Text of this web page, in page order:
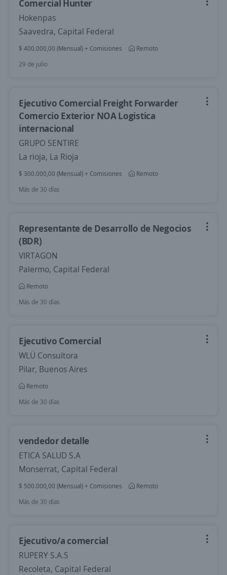
Comercial Hunter
Hokenpas
Saavedra, Capital Federal
$ 400.000,00 (Mensual) + Comisiones
Remoto
29 de julio
Ejecutivo Comercial Freight Forwarder
Comercio Exterior NOA Logistica
internacional
GRUPO SENTIRE
La rioja, La Rioja
$ 300.000,00 (Mensual) + Comisiones
Remoto
Más de 30 días
Representante de Desarrollo de Negocios
(BDR)
VIRTAGON
Palermo, Capital Federal
Remoto
Más de 30 días
Ejecutivo Comercial
WLÜ Consultora
Pilar, Buenos Aires
Remoto
Más de 30 días
vendedor detalle
ETICA SALUD S.A
Monserrat, Capital Federal
$ 500.000,00 (Mensual) + Comisiones
Remoto
Más de 30 días
Ejecutivo/a comercial
RUPERY S.A.S
Recoleta, Capital Federal